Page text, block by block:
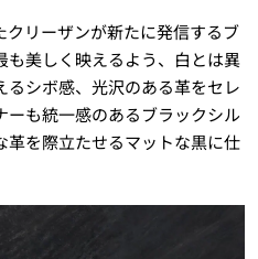
クリーザンが新たに発信するブ
も美しく映えるよう、白とは異
シボ感、光沢のある革をセレ
も統一感のあるブラックシル
を際立たせるマットな黒に仕